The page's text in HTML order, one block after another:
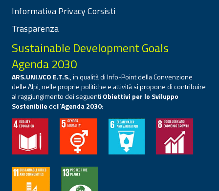
Informativa Privacy Corsisti
Trasparenza
Sustainable Development Goals
Agenda 2030
ARS.UNI.VCO E.T.S., in qualità di Info-Point della Convenzione
delle Alpi, nelle proprie politiche e attività si propone di contribuire
al raggiungimento dei seguenti Obiettivi per lo Sviluppo
Sostenibiledell’Agenda 2030: